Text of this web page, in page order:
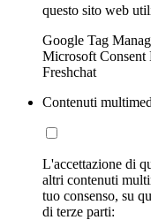
questo sito web
Google Tag
Microsoft Consent
Freshchat
Contenuti
L'accettazione di
altri contenuti
tuo consenso, su
di terze parti: